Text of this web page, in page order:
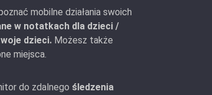
mobilne działania swoich
w notatkach dla dzieci /
dzieci. Możesz także
miejsca.
do zdalnego śledzenia